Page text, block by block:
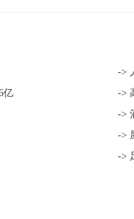
->
亿
->
->
->
->